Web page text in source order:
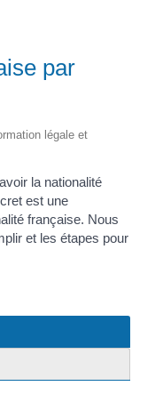
par
légale et
la nationalité
est une
française. Nous
et les étapes pour